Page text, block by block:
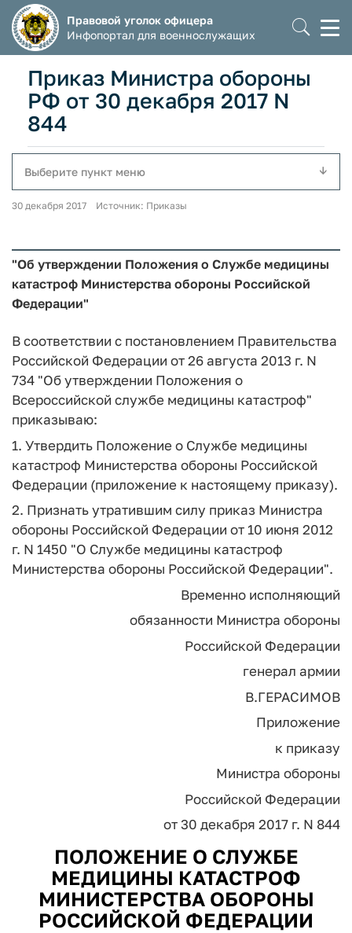
Правовой уголок офицера
Инфопортал для военнослужащих
Приказ Министра обороны
РФ от 30 декабря 2017 N
844
Выберите пункт меню
30 декабря 2017 Источник: Приказы
"Об утверждении Положения о Службе медицины
катастроф Министерства обороны Российской
Федерации"
В соответствии с постановлением Правительства
Российской Федерации от 26 августа 2013 г. N
734 "Об утверждении Положения о
Всероссийской службе медицины катастроф"
приказываю:
1. Утвердить Положение о Службе медицины
катастроф Министерства обороны Российской
Федерации (приложение к настоящему приказу).
2. Признать утратившим силу приказ Министра
обороны Российской Федерации от 10 июня 2012
г. N 1450 "О Службе медицины катастроф
Министерства обороны Российской Федерации".
Временно исполняющий
обязанности Министра обороны
Российской Федерации
генерал армии
В.ГЕРАСИМОВ
Приложение
к приказу
Министра обороны
Российской Федерации
от 30 декабря 2017 г. N 844
ПОЛОЖЕНИЕ О СЛУЖБЕ
МЕДИЦИНЫ КАТАСТРОФ
МИНИСТЕРСТВА ОБОРОНЫ
РОССИЙСКОЙ ФЕДЕРАЦИИ